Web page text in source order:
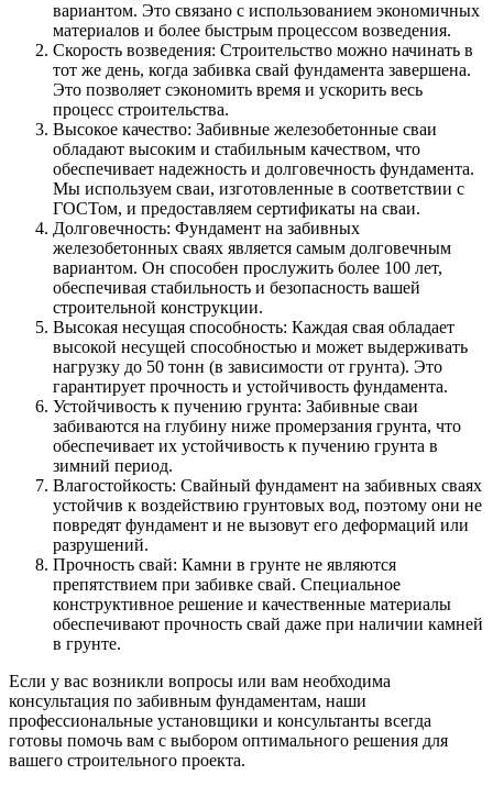
вариантом. Это связано с использованием экономичных
материалов и более быстрым процессом возведения.
Скорость возведения: Строительство можно начинать в
тот же день, когда забивка свай фундамента завершена.
Это позволяет сэкономить время и ускорить весь
процесс строительства.
Высокое качество: Забивные железобетонные сваи
обладают высоким и стабильным качеством, что
обеспечивает надежность и долговечность фундамента.
Мы используем сваи, изготовленные в соответствии с
ГОСТом, и предоставляем сертификаты на сваи.
Долговечность: Фундамент на забивных
железобетонных сваях является самым долговечным
вариантом. Он способен прослужить более 100 лет,
обеспечивая стабильность и безопасность вашей
строительной конструкции.
Высокая несущая способность: Каждая свая обладает
высокой несущей способностью и может выдерживать
нагрузку до 50 тонн (в зависимости от грунта). Это
гарантирует прочность и устойчивость фундамента.
Устойчивость к пучению грунта: Забивные сваи
забиваются на глубину ниже промерзания грунта, что
обеспечивает их устойчивость к пучению грунта в
зимний период.
Влагостойкость: Свайный фундамент на забивных сваях
устойчив к воздействию грунтовых вод, поэтому они не
повредят фундамент и не вызовут его деформаций или
разрушений.
Прочность свай: Камни в грунте не являются
препятствием при забивке свай. Специальное
конструктивное решение и качественные материалы
обеспечивают прочность свай даже при наличии камней
в грунте.
Если у вас возникли вопросы или вам необходима
консультация по забивным фундаментам, наши
профессиональные установщики и консультанты всегда
готовы помочь вам с выбором оптимального решения для
вашего строительного проекта.